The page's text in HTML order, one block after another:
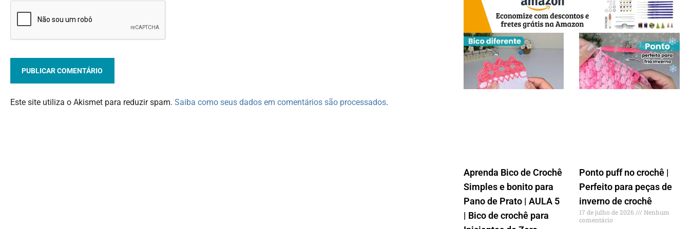
Aprenda Bico de Crochê
Simples e bonito para
Pano de Prato | AULA 5
| Bico de crochê para
Ponto puff no crochê |
Perfeito para peças de
inverno de crochê
17 de julho de 2026
Nenhum
comentário
Este site utiliza o Akismet para reduzir spam.Saiba como seus dados em comentários são processados.